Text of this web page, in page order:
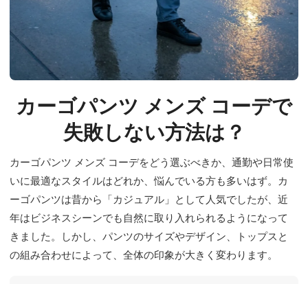
カーゴパンツ メンズ コーデで
失敗しない方法は？
カーゴパンツ メンズ コーデをどう選ぶべきか、通勤や日常使
いに最適なスタイルはどれか、悩んでいる方も多いはず。カ
ーゴパンツは昔から「カジュアル」として人気でしたが、近
年はビジネスシーンでも自然に取り入れられるようになって
きました。しかし、パンツのサイズやデザイン、トップスと
の組み合わせによって、全体の印象が大きく変わります。